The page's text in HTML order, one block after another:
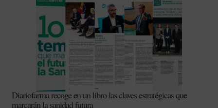
Diariofarma recoge en un libro las claves estratégicas que
marcarán la sanidad futura